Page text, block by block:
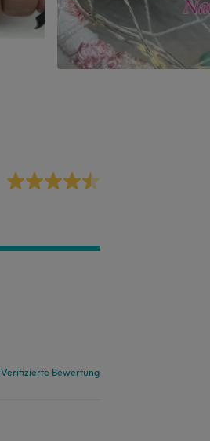
Verifizierte Bewertung